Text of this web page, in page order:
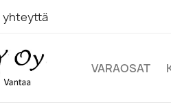
yhteyttä
VARAOSAT